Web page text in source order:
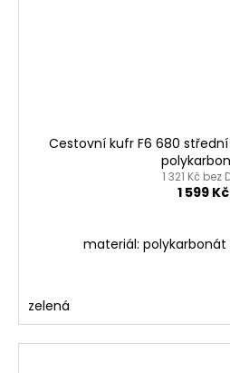
Cestovní kufr F6 680
1 321 Kč bez
1 599 Kč
materiál: polykarbonát
zelená